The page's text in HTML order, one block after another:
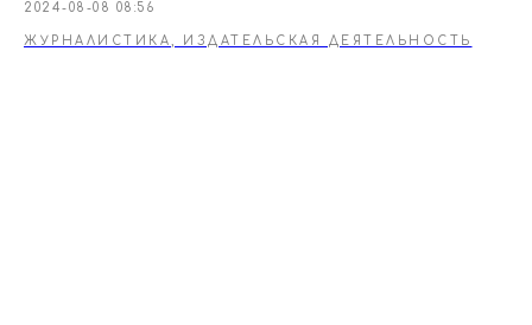
2024-08-08 08:56
ЖУРНАЛИСТИКА, ИЗДАТЕЛЬСКАЯ ДЕЯТЕЛЬНОСТЬ